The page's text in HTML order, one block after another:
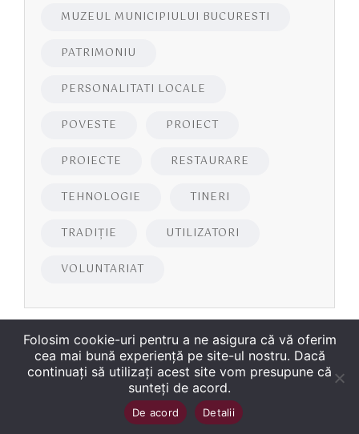
MUZEUL MUNICIPIULUI BUCURESTI
PATRIMONIU
PERSONALITATI LOCALE
POVESTE PROIECT
PROIECTE RESTAURARE
TEHNOLOGIE TINERI
TRADIȚIE UTILIZATORI
VOLUNTARIAT
2026Biblioteca Județeană
Folosim cookie-uri pentru a ne asigura că vă oferim
cea mai bună experiență pe site-ul nostru. Dacă
continuați să utilizați acest site vom presupune că
sunteți de acord.
De acord Detalii